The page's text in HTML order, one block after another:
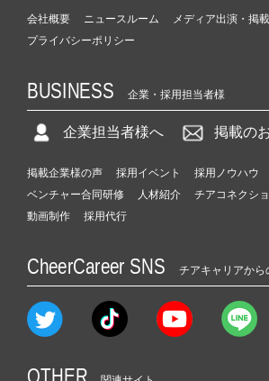
会社概要 ニュースルーム
メディア出演・掲載
プライバシーポリシー
BUSINESS 企業・採用担当者様
企業担当者様へ 掲載の
掲載企業様の声 採用イベント 採用ノウハウ
ベンチャー合同研修
人材紹介 チアコネクシ
動画制作
採用代行
CheerCareer SNS チアキャリアから
OTHER